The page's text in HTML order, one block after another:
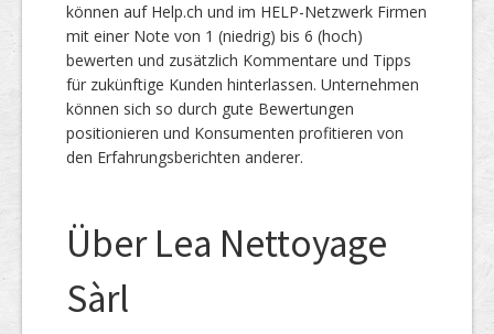
können auf Help.ch und im HELP-Netzwerk Firmen
mit einer Note von 1 (niedrig) bis 6 (hoch)
bewerten und zusätzlich Kommentare und Tipps
für zukünftige Kunden hinterlassen. Unternehmen
können sich so durch gute Bewertungen
positionieren und Konsumenten profitieren von
den Erfahrungsberichten anderer.
Über Lea Nettoyage
Sàrl